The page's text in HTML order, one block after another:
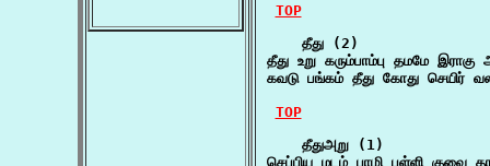
TOP
    தீது (2)
தீது உறு கரும்பாம்பு தமமே
கவடு பங்கம் தீது கோது செயிர்
TOP
    தீதுஅறு (1)
செப்பிய மடம் பாழி பள்ளி